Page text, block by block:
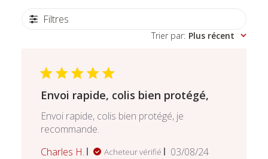
Filtres
Trier par: Plus récent
Envoi rapide, colis bien protégé,
Envoi rapide, colis bien protégé, je
recommande.
Charles H.
Acheteur vérifié
Date
03/08/24